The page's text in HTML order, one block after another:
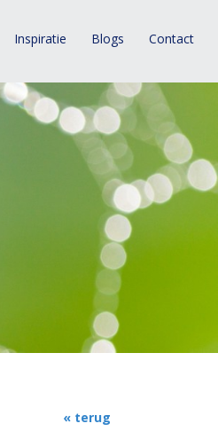
Inspiratie Blogs Contact
« terug